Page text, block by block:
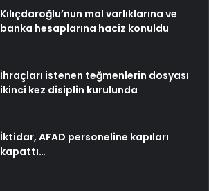
Kılıçdaroğlu’nun mal varlıklarına ve
banka hesaplarına haciz konuldu
İhraçları istenen teğmenlerin dosyası
ikinci kez disiplin kurulunda
İktidar, AFAD personeline kapıları
kapattı…